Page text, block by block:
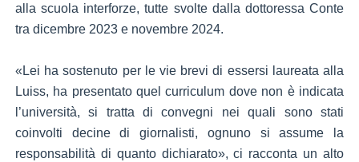
alla scuola interforze, tutte svolte dalla dottoressa Conte
tra dicembre 2023 e novembre 2024.
«Lei ha sostenuto per le vie brevi di essersi laureata alla
Luiss, ha presentato quel curriculum dove non è indicata
l’università, si tratta di convegni nei quali sono stati
coinvolti decine di giornalisti, ognuno si assume la
responsabilità di quanto dichiarato», ci racconta un alto